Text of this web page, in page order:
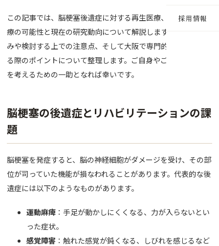
レーザー
ヒアルロ
FACE
鼻
口唇
採用情報
この記事では、脳梗塞後遺症に対する再生医療、特に幹細胞治
療の可能性と現在の研究動向について解説します。治療の仕組
みや検討する上での注意点、そして大阪で専門的な情報を求め
る際のポイントについて整理します。ご自身やご家族の選択肢
を考えるための一助となれば幸いです。
脳梗塞の後遺症とリハビリテーションの課
題
脳梗塞を発症すると、脳の神経細胞がダメージを受け、その部
位が司っていた機能が損なわれることがあります。代表的な後
遺症には以下のようなものがあります。
運動麻痺 ：手足が動かしにくくなる、力が入らないとい
った症状。
感覚障害 ：触れた感覚が鈍くなる、しびれを感じるなど